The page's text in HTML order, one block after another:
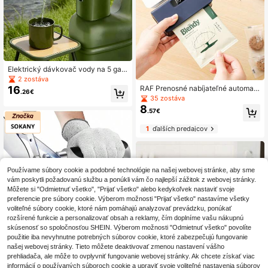
Elektrický dávkovač vody na 5 galó
nové vedro s digitálnym displejom,
4 režimami výstupu vody, nabíjateľ
nou prenosnou USB vodnou pumpo
mácnosti, kancelárie, karavanu a n
a kempovanie
2 zostáva
16.26€
SOKANY
SOKANY 4-v-1 multifunkčný brúsn
RAF Prenosné nabíjateľné automati
cké uzaviráčidlo potravín, 1300mA
h lítiová batéria, vhodné na konzerv
áciu suchých a mokrých potravín a
ajšie použitie, kuchynský prístroj
35 zostáva
8.57€
1ďalších predajcov
Používame súbory cookie a podobné technológie na našej webovej stránke, aby sme
vám poskytli požadovanú službu a ponúkli vám čo najlepší zážitok z webovej stránky.
Môžete si "Odmietnuť všetko", "Prijať všetko" alebo kedykoľvek nastaviť svoje
preferencie pre súbory cookie. Výberom možnosti "Prijať všetko" nastavíme všetky
voliteľné súbory cookie, ktoré nám pomáhajú analyzovať prevádzku, ponúkať
rozšírené funkcie a personalizovať obsah a reklamy, čím doplníme vašu nákupnú
skúsenosť so spoločnosťou SHEIN. Výberom možnosti "Odmietnuť všetko" povolíte
použitie iba nevyhnutne potrebných súborov cookie, ktoré zabezpečujú fungovanie
našej webovej stránky. Tieto môžete deaktivovať zmenou nastavení vášho
prehliadača, ale môže to ovplyvniť fungovanie webovej stránky. Ak chcete získať viac
informácií o používaných súboroch cookie a upraviť svoje voliteľné nastavenia súborov